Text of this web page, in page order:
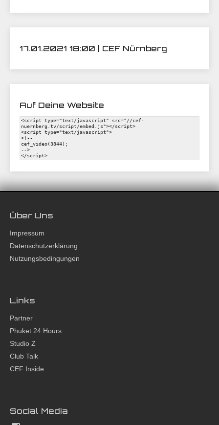
17.01.2021 18:00 | CEF Nürnberg
Auf Deine Website
Über Uns
Impressum
Datenschutzerklärung
Nutzungsbedingungen
Links
Partner
Phuket 24 Hours
Studio Z
Club Talk
CEF Inside
Social Media